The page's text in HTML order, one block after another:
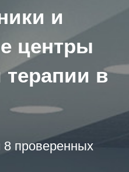
и
центры
в
8 проверенных